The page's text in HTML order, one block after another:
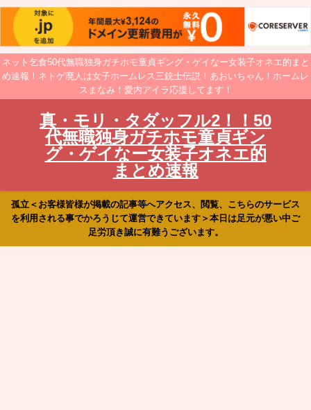
ネット乞食50代無職独身ガチホモ童貞ギング・ゲイなー女装子オネエ的まと
め速報！ネトゲ廃人は女子ホームレス三銃士伝説！あおいちゃん！ホームレ
スまなみ！愛内アイラ応援してます！
真・モリ・タダッフル2！！50
代無職独身ガチホモ童貞ギン
グ・ゲイなー女装子オネエ的
まとめ速報
孤立＜お客様皆様が掲載の記事等へアクセス、閲覧、こちらのサービス
を利用される事でかろうじて運営できています＞本日は足元が悪い中ご
足労頂き誠に有難うございます。